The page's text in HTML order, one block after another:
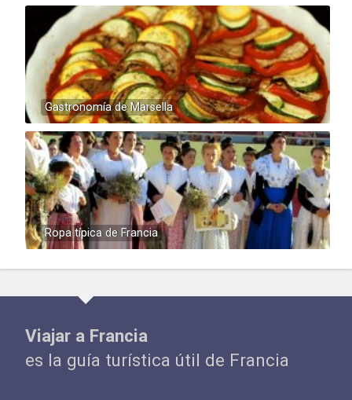
Gastronomía de Marsella
Ropa típica de Francia
Viajar a Francia
es la guía turística útil de Francia